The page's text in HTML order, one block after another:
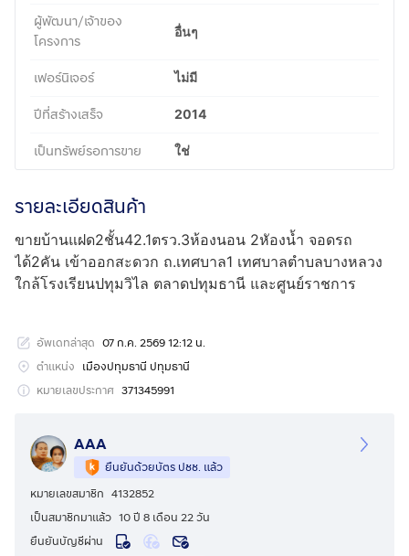
ผู้พัฒนา/เจ้าของ
โครงการ
อื่นๆ
เฟอร์นิเจอร์ ไม่มี
ปีที่สร้างเสร็จ 2014
เป็นทรัพย์รอการขาย ใช่
รายละเอียดสินค้า
ขายบ้านแฝด2ชั้น42.1ตรว.3ห้องนอน 2หัองน้ำ จอดรถ
ได้2คัน เข้าออกสะดวก ถ.เทศบาล1 เทศบาลตำบลบางหลวง
ใกล้โรงเรียนปทุมวิไล ตลาดปทุมธานี และศูนย์ราชการ
อัพเดทล่าสุด 07 ก.ค. 2569 12:12 น.
ตำแหน่ง เมืองปทุมธานี ปทุมธานี
หมายเลขประกาศ 371345991
AAA
ยืนยันด้วยบัตร ปชช. แล้ว
หมายเลขสมาชิก 4132852
เป็นสมาชิกมาแล้ว 10 ปี 8 เดือน 22 วัน
ยืนยันบัญชีผ่าน